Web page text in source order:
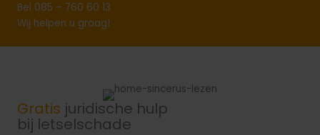
Bel 085 – 760 60 13
Wij helpen u graag!
Gratis juridische hulp
bij letselschade